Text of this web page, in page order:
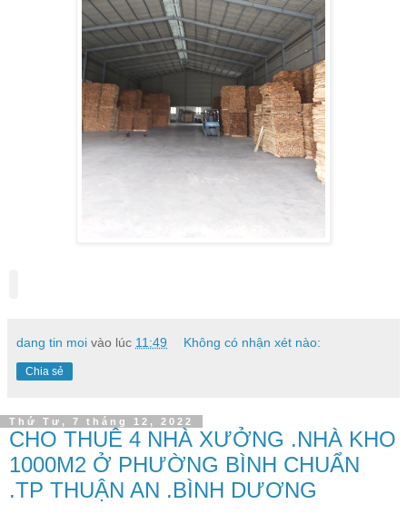
dang tin moi vào lúc 11:49 Không có nhận xét nào:
Chia sẻ
Thứ Tư, 7 tháng 12, 2022
CHO THUÊ 4 NHÀ XƯỞNG .NHÀ KHO
1000M2 Ở PHƯỜNG BÌNH CHUẨN
.TP THUẬN AN .BÌNH DƯƠNG